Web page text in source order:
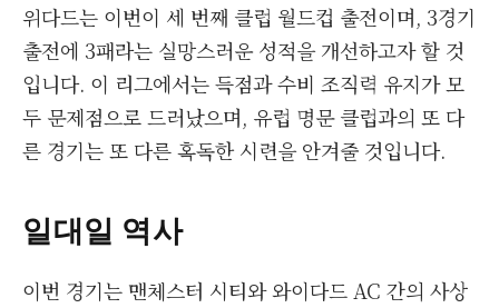
위다드는 이번이 세 번째 클럽 월드컵 출전이며, 3경기
출전에 3패라는 실망스러운 성적을 개선하고자 할 것
입니다. 이 리그에서는 득점과 수비 조직력 유지가 모
두 문제점으로 드러났으며, 유럽 명문 클럽과의 또 다
른 경기는 또 다른 혹독한 시련을 안겨줄 것입니다.
일대일 역사
이번 경기는 맨체스터 시티와 와이다드 AC 간의 사상